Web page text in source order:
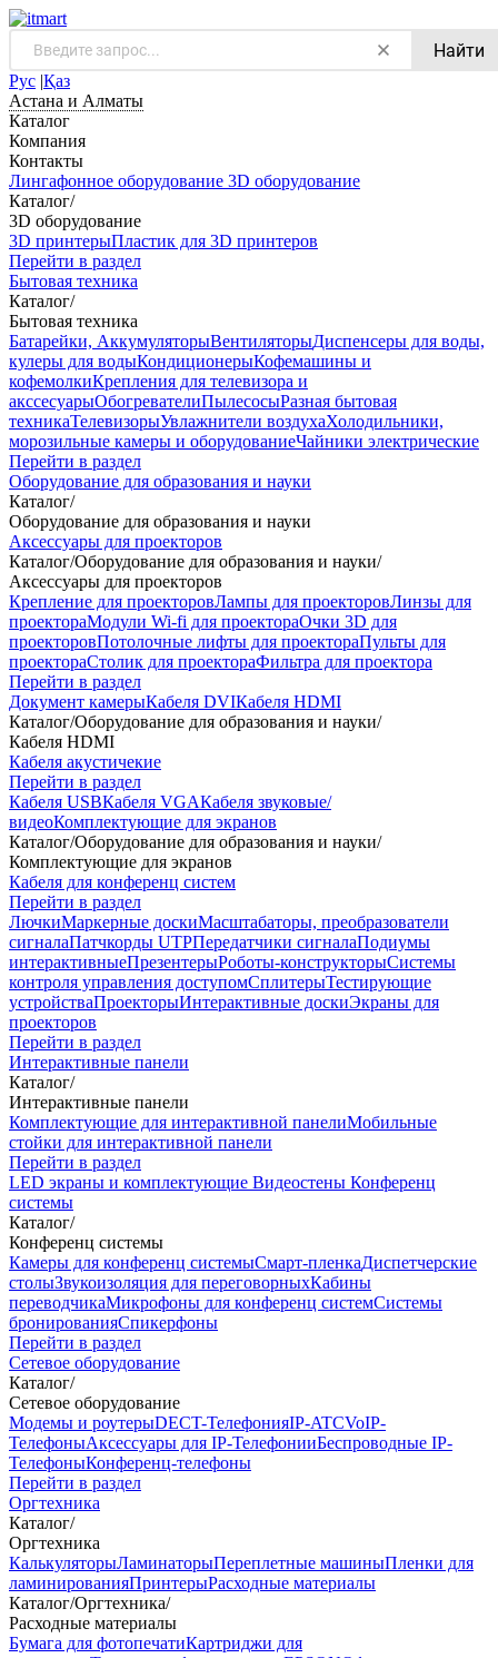
Найти
Рус |Қаз
Астана и Алматы
Каталог
Компания
Контакты
Лингафонное оборудование 3D оборудование
Каталог/
3D оборудование
3D принтерыПластик для 3D принтеров
Перейти в раздел
Бытовая техника
Каталог/
Бытовая техника
Батарейки, АккумуляторыВентиляторыДиспенсеры для воды,
кулеры для водыКондиционерыКофемашины и
кофемолкиКрепления для телевизора и
акссесуарыОбогревателиПылесосыРазная бытовая
техникаТелевизорыУвлажнители воздухаХолодильники,
морозильные камеры и оборудованиеЧайники электрические
Перейти в раздел
Оборудование для образования и науки
Каталог/
Оборудование для образования и науки
Аксессуары для проекторов
Каталог/Оборудование для образования и науки/
Аксессуары для проекторов
Крепление для проекторовЛампы для проекторовЛинзы для
проектораМодули Wi-fi для проектораОчки 3D для
проекторовПотолочные лифты для проектораПульты для
проектораСтолик для проектораФильтра для проектора
Перейти в раздел
Документ камерыКабеля DVIКабеля HDMI
Каталог/Оборудование для образования и науки/
Кабеля HDMI
Кабеля акустичекие
Перейти в раздел
Кабеля USBКабеля VGAКабеля звуковые/
видеоКомплектующие для экранов
Каталог/Оборудование для образования и науки/
Комплектующие для экранов
Кабеля для конференц систем
Перейти в раздел
ЛючкиМаркерные доскиМасштабаторы, преобразователи
сигналаПатчкорды UTPПередатчики сигналаПодиумы
интерактивныеПрезентерыРоботы-конструкторыСистемы
контроля управления доступомСплитерыТестирующие
устройстваПроекторыИнтерактивные доскиЭкраны для
проекторов
Перейти в раздел
Интерактивные панели
Каталог/
Интерактивные панели
Комплектующие для интерактивной панелиМобильные
стойки для интерактивной панели
Перейти в раздел
LED экраны и комплектующие Видеостены Конференц
системы
Каталог/
Конференц системы
Камеры для конференц системыCмарт-пленкаДиспетчерские
столыЗвукоизоляция для переговорныхКабины
переводчикаМикрофоны для конференц системСистемы
бронированияСпикерфоны
Перейти в раздел
Сетевое оборудование
Каталог/
Сетевое оборудование
Модемы и роутерыDECT-ТелефонияIP-ATCVoIP-
ТелефоныАксессуары для IP-ТелефонииБеспроводные IP-
ТелефоныКонференц-телефоны
Перейти в раздел
Оргтехника
Каталог/
Оргтехника
КалькуляторыЛаминаторыПереплетные машиныПленки для
ламинированияПринтерыРасходные материалы
Каталог/Оргтехника/
Расходные материалы
Бумага для фотопечатиКартриджи для